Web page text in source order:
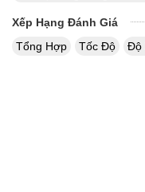
Xếp Hạng Đánh Giá
Tổng Hợp
Tốc Độ Độ